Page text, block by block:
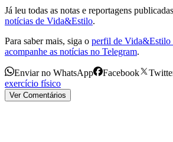
Já leu todas as notas e reportagens
notícias de Vida&Estilo.
Para saber mais, siga o perfil de Vida&Estilo
acompanhe as notícias no Telegram.
Enviar no WhatsApp Facebook
exercício físico
Ver Comentários